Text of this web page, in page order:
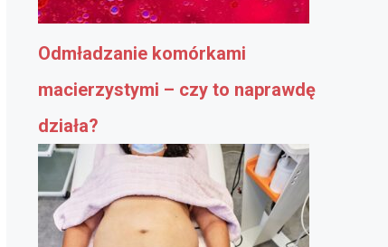
Odmładzanie komórkami
macierzystymi – czy to naprawdę
działa?